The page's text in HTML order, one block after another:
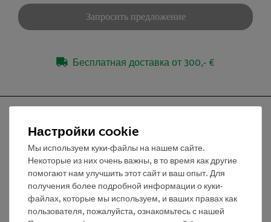
Запросить предложение
Бесплатная доставка от 300,- €
Nach oben
Информация
Настройки cookie
Мы используем куки-файлы на нашем сайте.
Некоторые из них очень важны, в то время как другие
помогают нам улучшить этот сайт и ваш опыт. Для
получения более подробной информации о куки-
файлах, которые мы используем, и ваших правах как
пользователя, пожалуйста, ознакомьтесь с нашей